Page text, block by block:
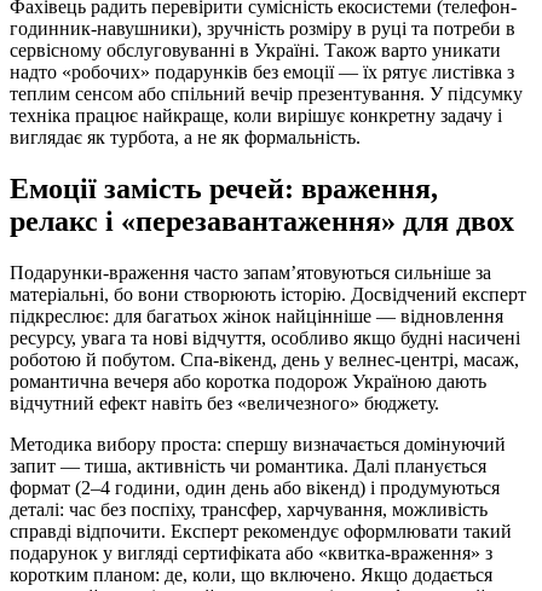
Фахівець радить перевірити сумісність екосистеми (телефон-
годинник-навушники), зручність розміру в руці та потреби в
сервісному обслуговуванні в Україні. Також варто уникати
надто «робочих» подарунків без емоції — їх рятує листівка з
теплим сенсом або спільний вечір презентування. У підсумку
техніка працює найкраще, коли вирішує конкретну задачу і
виглядає як турбота, а не як формальність.
Емоції замість речей: враження,
релакс і «перезавантаження» для двох
Подарунки-враження часто запам’ятовуються сильніше за
матеріальні, бо вони створюють історію. Досвідчений експерт
підкреслює: для багатьох жінок найцінніше — відновлення
ресурсу, увага та нові відчуття, особливо якщо будні насичені
роботою й побутом. Спа-вікенд, день у велнес-центрі, масаж,
романтична вечеря або коротка подорож Україною дають
відчутний ефект навіть без «величезного» бюджету.
Методика вибору проста: спершу визначається домінуючий
запит — тиша, активність чи романтика. Далі планується
формат (2–4 години, один день або вікенд) і продумуються
деталі: час без поспіху, трансфер, харчування, можливість
справді відпочити. Експерт рекомендує оформлювати такий
подарунок у вигляді сертифіката або «квитка-враження» з
коротким планом: де, коли, що включено. Якщо додається